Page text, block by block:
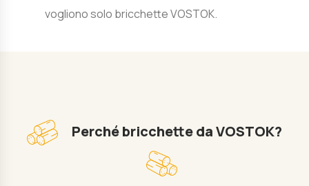
vogliono solo bricchette VOSTOK.
Perché bricchette da VOSTOK?